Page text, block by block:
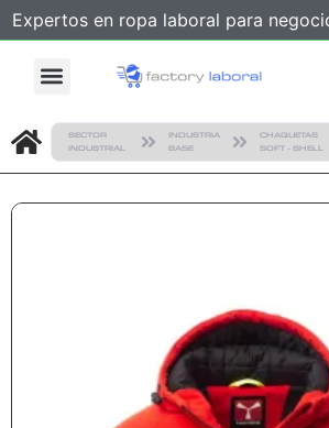
Expertos en ropa laboral para
SECTOR
INDUSTRIAL
INDUSTRIA
BASE
CHAQUETAS
SOFT - SHELL